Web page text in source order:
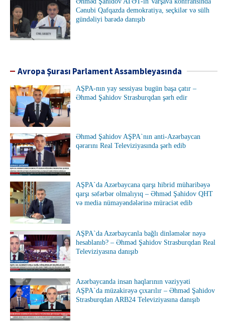
Cənubi Qafqazda demokratiya, seçkilər və sülh
gündəliyi barədə danışıb
Avropa Şurası Parlament Assambleyasında
AŞPA-nın yay sessiyası bugün başa çatır –
Əhməd Şahidov Strasburqdan şərh edir
Əhməd Şahidov AŞPA`nın anti-Azərbaycan
qərarını Real Televiziyasında şərh edib
AŞPA`da Azərbaycana qarşı hibrid müharibəyə
qarşı səfərbər olmalıyıq – Əhməd Şahidov QHT
və media nümayəndələrinə müraciət edib
AŞPA`da Azərbaycanla bağlı dinləmələr nəyə
hesablanıb? – Əhməd Şahidov Strasburqdan Real
Televiziyasına danışıb
Azərbaycanda insan haqlarının vəziyyəti
AŞPA`da müzakirəyə çıxarılır – Əhməd Şahidov
Strasburqdan ARB24 Televiziyasına danışıb